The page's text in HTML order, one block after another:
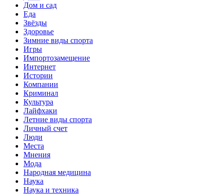
Дом и сад
Еда
Звёзды
Здоровье
Зимние виды спорта
Игры
Импортозамещение
Интернет
Истории
Компании
Криминал
Культура
Лайфхаки
Летние виды спорта
Личный счет
Люди
Места
Мнения
Мода
Народная медицина
Наука
Наука и техника